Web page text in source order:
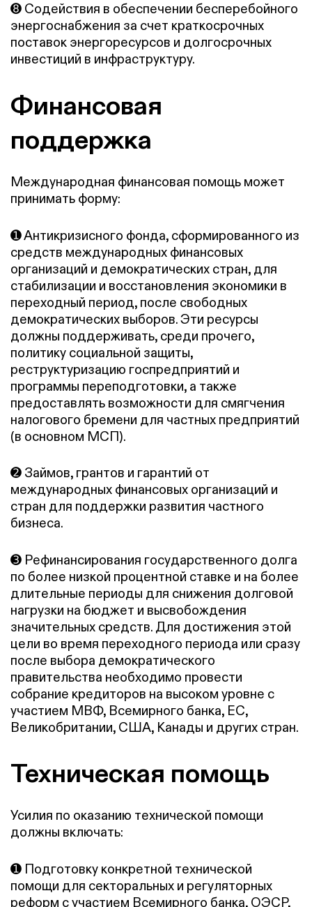
➑ Содействия в обеспечении бесперебойного
энергоснабжения за счет краткосрочных
поставок энергоресурсов и долгосрочных
инвестиций в инфраструктуру.
Финансовая
поддержка
Международная финансовая помощь может
принимать форму:
➊ Антикризисного фонда, сформированного из
средств международных финансовых
организаций и демократических стран, для
стабилизации и восстановления экономики в
переходный период, после свободных
демократических выборов. Эти ресурсы
должны поддерживать, среди прочего,
политику социальной защиты,
реструктуризацию госпредприятий и
программы переподготовки, а также
предоставлять возможности для смягчения
налогового бремени для частных предприятий
(в основном МСП).
➋ Займов, грантов и гарантий от
международных финансовых организаций и
стран для поддержки развития частного
бизнеса.
➌ Рефинансирования государственного долга
по более низкой процентной ставке и на более
длительные периоды для снижения долговой
нагрузки на бюджет и высвобождения
значительных средств. Для достижения этой
цели во время переходного периода или сразу
после выбора демократического
правительства необходимо провести
собрание кредиторов на высоком уровне с
участием МВФ, Всемирного банка, ЕС,
Великобритании, США, Канады и других стран.
Техническая помощь
Усилия по оказанию технической помощи
должны включать:
➊ Подготовку конкретной технической
помощи для секторальных и регуляторных
реформ с участием Всемирного банка, ОЭСР,